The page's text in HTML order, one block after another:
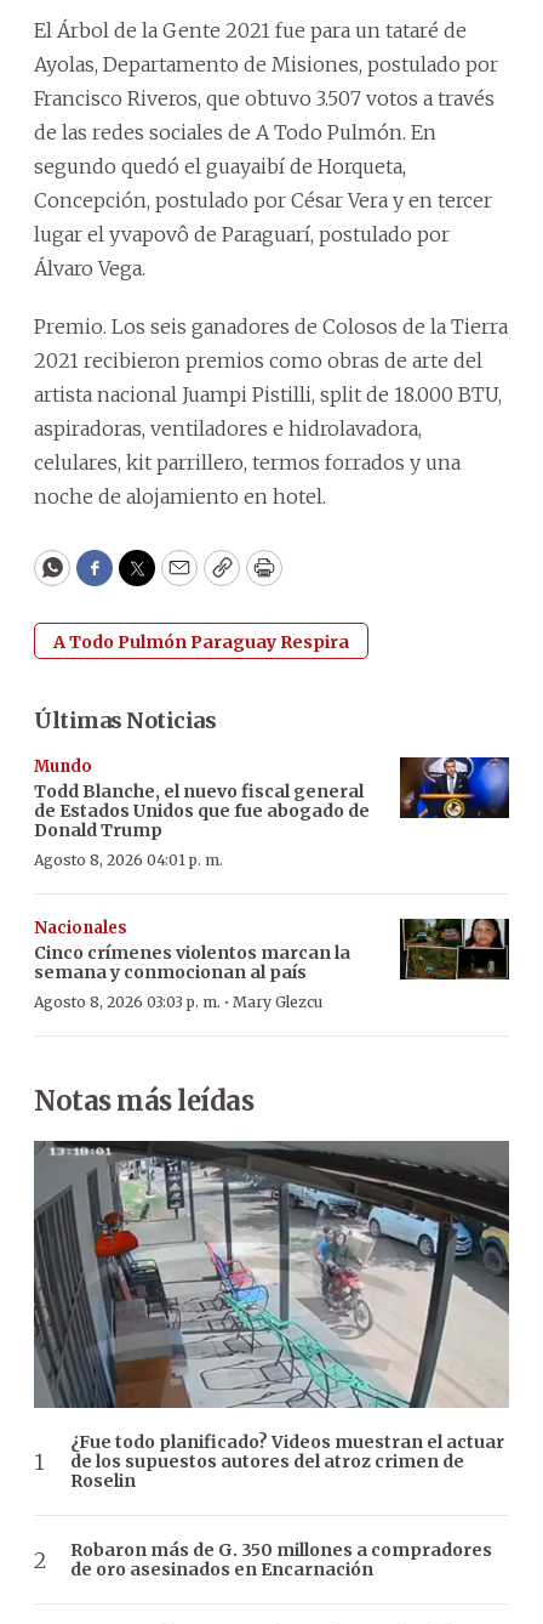
El Árbol de la Gente 2021 fue para un tataré de
Ayolas, Departamento de Misiones, postulado por
Francisco Riveros, que obtuvo 3.507 votos a través
de las redes sociales de A Todo Pulmón. En
segundo quedó el guayaibí de Horqueta,
Concepción, postulado por César Vera y en tercer
lugar el yvapovô de Paraguarí, postulado por
Álvaro Vega.
Premio. Los seis ganadores de Colosos de la Tierra
2021 recibieron premios como obras de arte del
artista nacional Juampi Pistilli, split de 18.000 BTU,
aspiradoras, ventiladores e hidrolavadora,
celulares, kit parrillero, termos forrados y una
noche de alojamiento en hotel.
WhatsApp
Facebook
Twitter
EmailCopyPrint
A Todo Pulmón Paraguay Respira
Últimas Noticias
Mundo
Todd Blanche, el nuevo fiscal general
de Estados Unidos que fue abogado de
Donald Trump
Agosto 8, 2026 04:01 p. m.
Nacionales
Cinco crímenes violentos marcan la
semana y conmocionan al país
Agosto 8, 2026 03:03 p. m. · Mary Glezcu
Notas más leídas
¿Fue todo planificado? Videos muestran el actuar
de los supuestos autores del atroz crimen de
Roselin
Robaron más de G. 350 millones a compradores
de oro asesinados en Encarnación